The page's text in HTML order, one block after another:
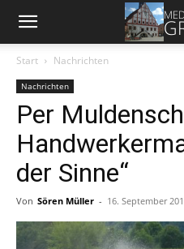
Start Nachrichten
Nachrichten
Per
der Sinne“
Von Sören Müller - 16. September